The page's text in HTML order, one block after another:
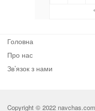
Головна
Про нас
Зв’язок з нами
Copyright © 2022